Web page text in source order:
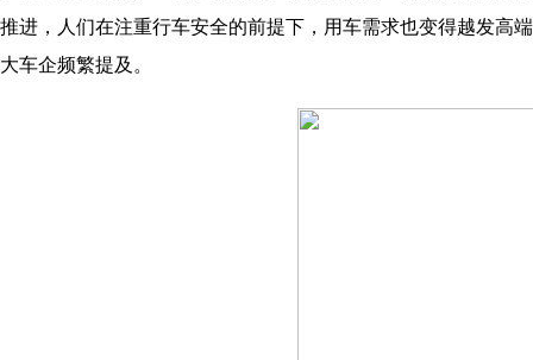
推进，人们在注重行车安全的前提下，用车需求也变得越发高
大车企频繁提及。